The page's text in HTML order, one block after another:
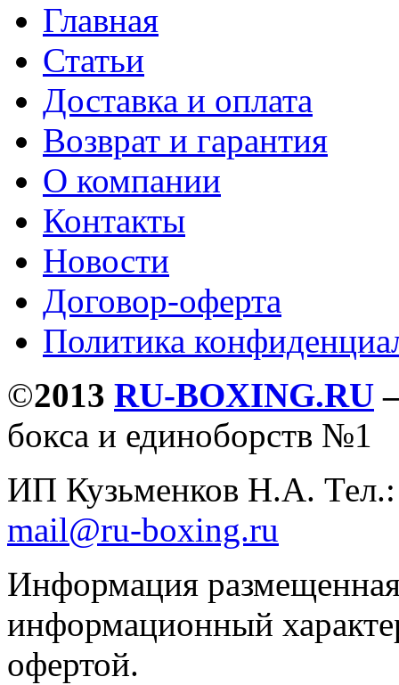
Главная
Статьи
Доставка и оплата
Возврат и гарантия
О компании
Контакты
Новости
Договор-оферта
Политика
©2013 RU-BOXING.RU
бокса и единоборств №1
ИП Кузьменков Н.А.
mail@ru-boxing.ru
Информация
информационный
офертой.